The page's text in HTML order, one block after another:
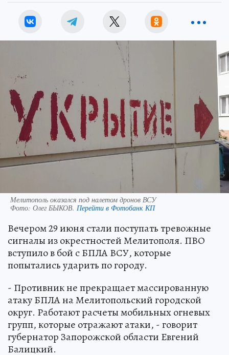
Мелитополь оказался под налетом дронов ВСУ
Фото: Олег БЫКОВ. Перейти в Фотобанк КП
Вечером 29 июня стали поступать тревожные
сигналы из окрестностей Мелитополя. ПВО
вступило в бой с БПЛА ВСУ, которые
попытались ударить по городу.
- Противник не прекращает массированную
атаку БПЛА на Мелитопольский городской
округ. Работают расчеты мобильных огневых
групп, которые отражают атаки, - говорит
губернатор Запорожской области Евгений
Балицкий.